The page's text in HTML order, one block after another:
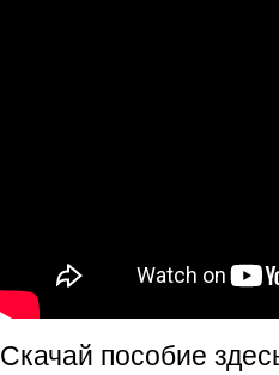
Скачай пособие